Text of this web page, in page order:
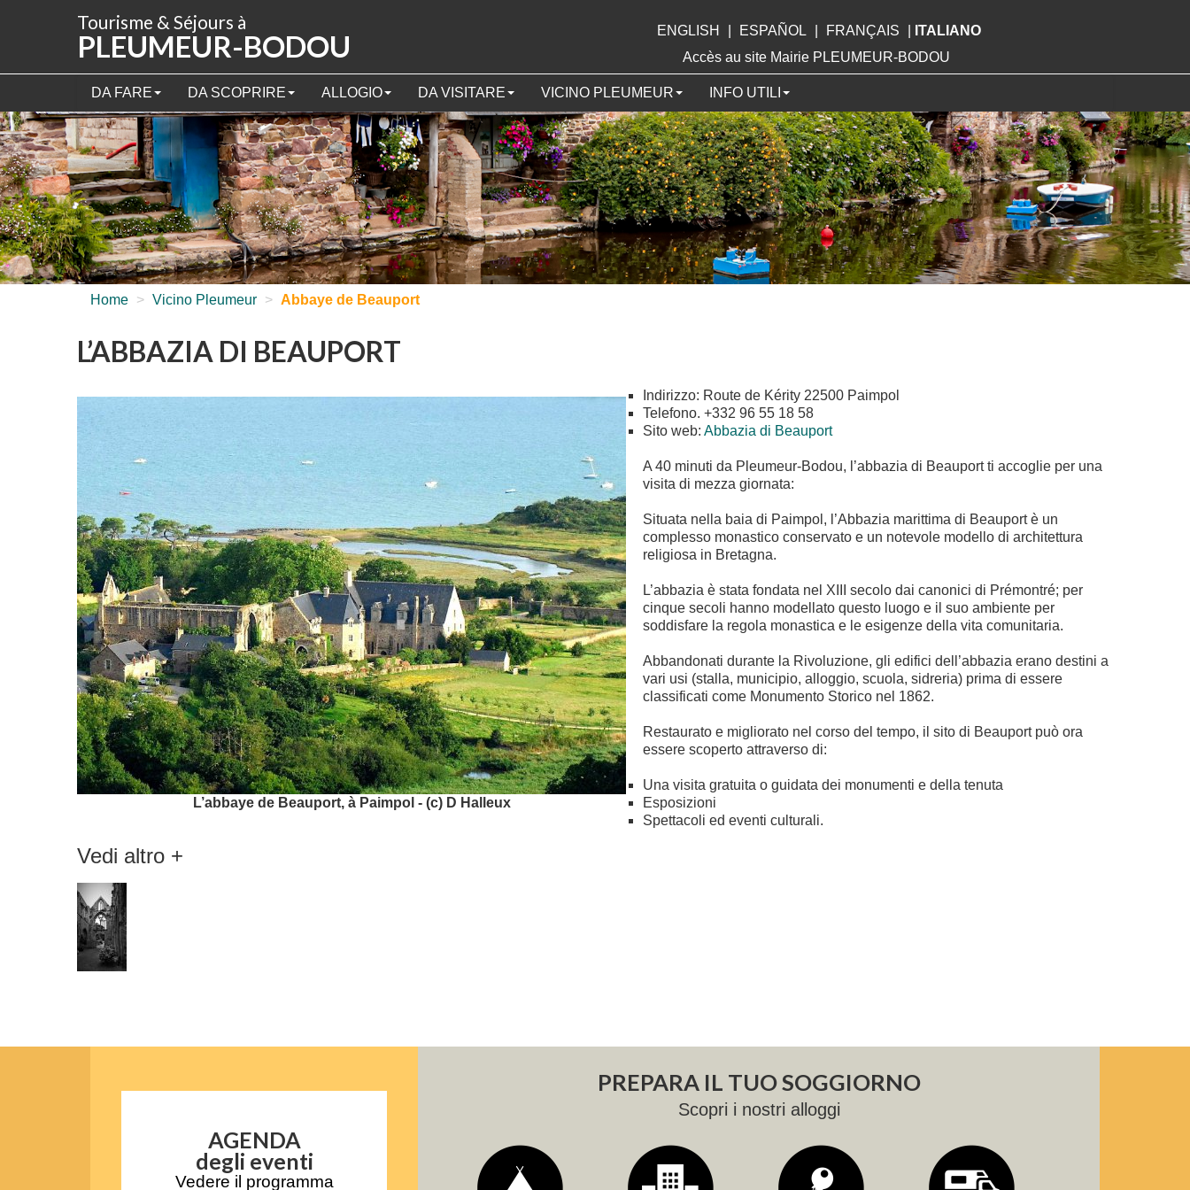
Tourisme & Séjours à
PLEUMEUR-BODOU ENGLISH ESPAÑOL FRANÇAIS
ITALIANO
Accès au site Mairie PLEUMEUR-BODOU
DA FARE DA SCOPRIRE ALLOGIO DA VISITARE VICINO PLEUMEUR INFO UTILI
Home > Vicino Pleumeur > Abbaye de Beauport
L’ABBAZIA DI BEAUPORT
L’abbaye de Beauport, à Paimpol - (c) D Halleux
Indirizzo: Route de Kérity 22500 Paimpol
Telefono. +332 96 55 18 58
Sito web: Abbazia di Beauport
A 40 minuti da Pleumeur-Bodou, l’abbazia di Beauport ti accoglie per una
visita di mezza giornata:
Situata nella baia di Paimpol, l’Abbazia marittima di Beauport è un
complesso monastico conservato e un notevole modello di architettura
religiosa in Bretagna.
L’abbazia è stata fondata nel XIII secolo dai canonici di Prémontré; per
cinque secoli hanno modellato questo luogo e il suo ambiente per
soddisfare la regola monastica e le esigenze della vita comunitaria.
Abbandonati durante la Rivoluzione, gli edifici dell’abbazia erano destini a
vari usi (stalla, municipio, alloggio, scuola, sidreria) prima di essere
classificati come Monumento Storico nel 1862.
Restaurato e migliorato nel corso del tempo, il sito di Beauport può ora
essere scoperto attraverso di:
Una visita gratuita o guidata dei monumenti e della tenuta
Esposizioni
Spettacoli ed eventi culturali.
Vedi altro +
AGENDA
degli eventi
Vedere il programma
PREPARA IL TUO SOGGIORNO
Scopri i nostri alloggi